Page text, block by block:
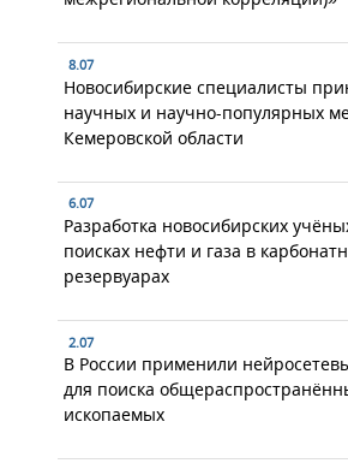
8.07
Новосибирские специалисты
научных и научно-популярных
Кемеровской области
6.07
Разработка новосибирских
поисках нефти и газа в
резервуарах
2.07
В России применили
для поиска
ископаемых